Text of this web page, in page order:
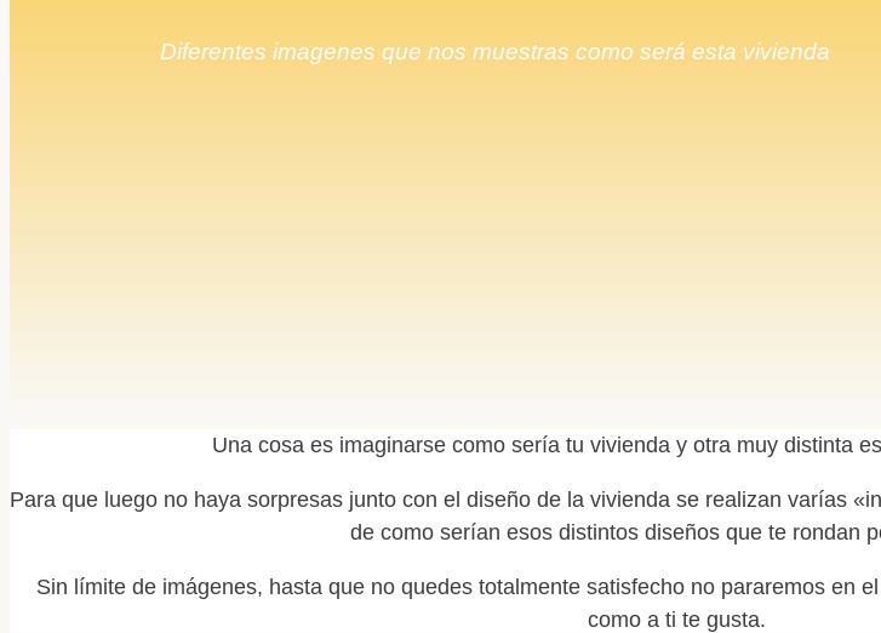
Diferentes imagenes que nos muestras como será esta vivienda
Una cosa es imaginarse como sería tu vivienda y otra muy distinta
Para que luego no haya sorpresas junto con el diseño de la vivienda se realizan varías
de como serían esos distintos diseños que te rondan
Sin límite de imágenes, hasta que no quedes totalmente satisfecho no pararemos en
como a ti te gusta.